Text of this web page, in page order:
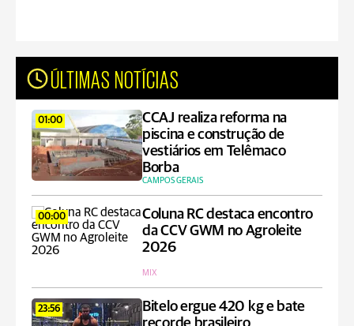
ÚLTIMAS NOTÍCIAS
01:00
CCAJ realiza reforma na
piscina e construção de
vestiários em Telêmaco
Borba
CAMPOS GERAIS
00:00
Coluna RC destaca encontro
da CCV GWM no Agroleite
2026
MIX
23:56
Bitelo ergue 420 kg e bate
recorde brasileiro